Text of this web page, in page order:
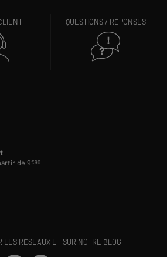
QUESTIONS / RÉPONSES
de 9€90
LES RÉSEAUX ET SUR NOTRE BLOG